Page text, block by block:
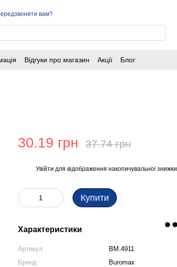
вам?
Відгуки про магазин Акції
Блог
30.19 грн 37.74 грн
Увійти для відображення накопичувальної знижки
Купити
Характеристики
Артикул
BM.4911
Бренд
Buromax